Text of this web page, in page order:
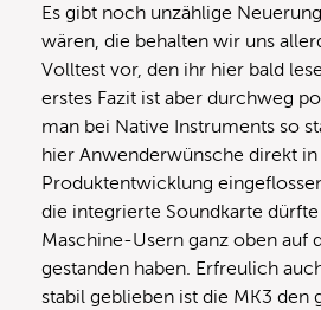
Es gibt noch unzählige
wären, die behalten wir uns
Volltest vor, den ihr hier bald
erstes Fazit ist aber durchweg
man bei Native Instruments so
hier Anwenderwünsche direkt in
Produktentwicklung
die integrierte Soundkarte
Maschine-Usern ganz oben auf
gestanden haben. Erfreulich
stabil geblieben ist die MK3 den